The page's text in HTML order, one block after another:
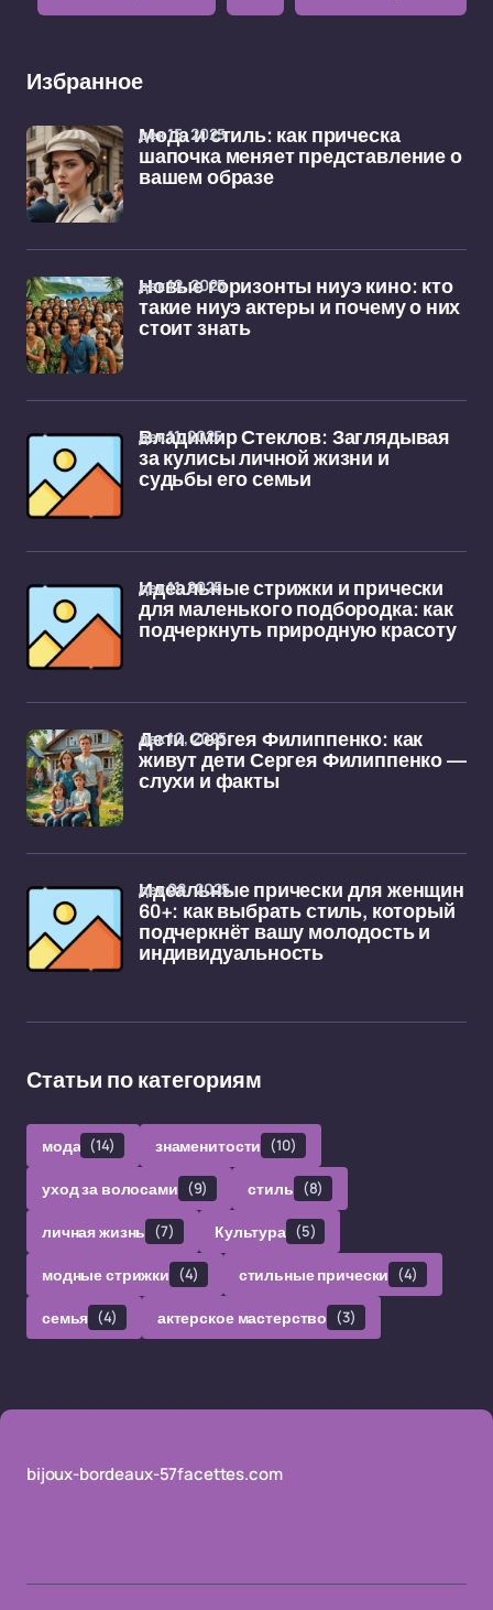
Избранное
Мода и стиль: как прическа
шапочка меняет представление о
вашем образе
дек 15, 2025
Новые горизонты ниуэ кино: кто
такие ниуэ актеры и почему о них
стоит знать
дек 12, 2025
Владимир Стеклов: Заглядывая
за кулисы личной жизни и
судьбы его семьи
дек 11, 2025
Идеальные стрижки и прически
для маленького подбородка: как
подчеркнуть природную красоту
дек 11, 2025
Дети Сергея Филиппенко: как
живут дети Сергея Филиппенко —
слухи и факты
дек 10, 2025
Идеальные прически для женщин
60+: как выбрать стиль, который
подчеркнёт вашу молодость и
индивидуальность
дек 08, 2025
Статьи по категориям
мода (14) знаменитости (10)
уход за волосами (9) стиль (8)
личная жизнь (7) Культура (5)
модные стрижки (4) стильные прически (4)
семья (4) актерское мастерство (3)
bijoux-bordeaux-57facettes.com